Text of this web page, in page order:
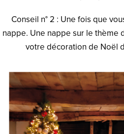
Conseil n° 2 : Une fois que
nappe. Une nappe sur le
votre décoration de Noël